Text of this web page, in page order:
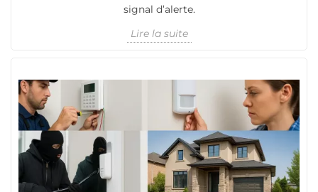
signal d’alerte.
Lire la suite